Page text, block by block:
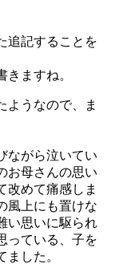
みたいですね。
追記することを
ますね。
ようなので、ま
ながら泣いてい
母さんの思い
めて痛感しま
風上にも置けな
い思いに駆られ
っている、子を
した。